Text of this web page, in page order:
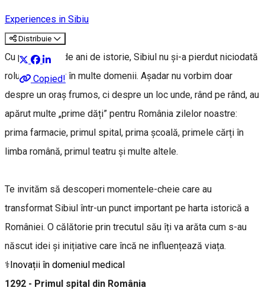
Experiences in Sibiu
Distribuie
Copied!
Cu peste 800 de ani de istorie, Sibiul nu și-a pierdut niciodată
rolul de pionier în multe domenii. Așadar nu vorbim doar
despre un oraș frumos, ci despre un loc unde, rând pe rând, au
apărut multe „prime dăți” pentru România zilelor noastre:
prima farmacie, primul spital, prima școală, primele cărți în
limba română, primul teatru și multe altele.
Te invităm să descoperi momentele-cheie care au
transformat Sibiul într-un punct important pe harta istorică a
României. O călătorie prin trecutul său îți va arăta cum s-au
născut idei și inițiative care încă ne influențează viața.
⚕️Inovații în domeniul medical
1292 - Primul spital din România